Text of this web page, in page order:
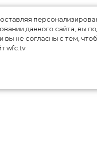
данного сайта, вы
вы не согласны с тем,
wfc.tv